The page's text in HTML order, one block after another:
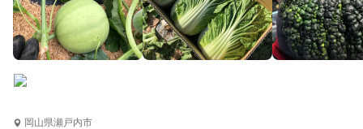
岡山県瀬戸内市